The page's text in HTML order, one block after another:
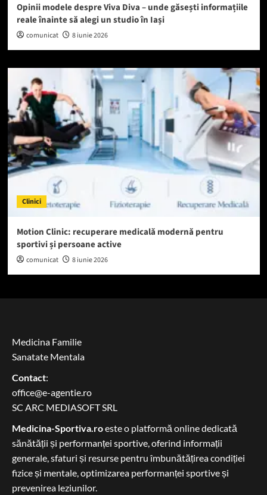
Opinii modele despre Viva Diva – unde găsești informațiile
reale înainte să alegi un studio în Iași
comunicat 8 iunie 2026
Clinici
Motion Clinic: recuperare medicală modernă pentru
sportivi și persoane active
comunicat 8 iunie 2026
Medicina Familie
Sanatate Mentala
Contact:
office@e-agentie.ro
SC ARC MEDIASOFT SRL
Medicina-Sportiva.roeste o platformă online dedicată
sănătății și performanței sportive, oferind informații
generale, sfaturi și resurse pentru îmbunătățirea condiției
fizice și mentale, optimizarea performanței sportive și
prevenirea leziunilor.